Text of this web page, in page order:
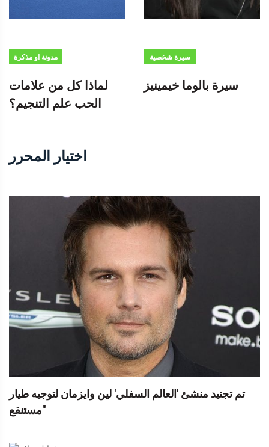
مدونة او مذكرة
لماذا كل من علامات
الحب علم التنجيم؟
سيرة شخصية
سيرة بالوما خيمينيز
اختيار المحرر
تم تجنيد منشئ 'العالم السفلي' لين وايزمان لتوجيه طيار
'مستنقع'